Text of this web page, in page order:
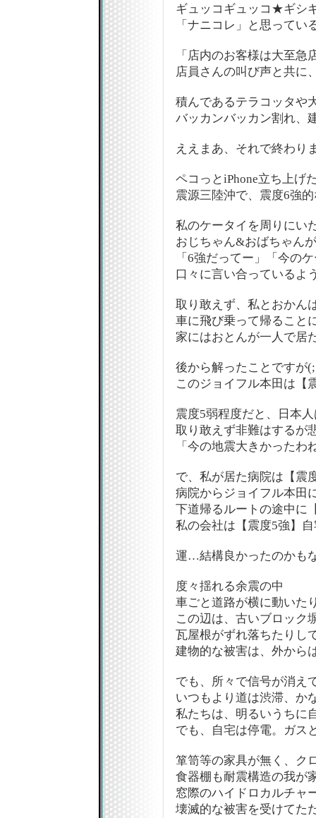
ギュッコギュッコ★ギシ
「ナニコレ」と思ってい
「店内のお客様は大至
店員さんの叫び声と共に
積んであるテラコッタや
バッカンバッカン割れ、
ええまあ、それで終わり
ペコっとiPhone立ち上げ
震源三陸沖で、震度6強
私のケータイを周りにい
おじちゃん&おばちゃん
「6強だってー」「今の
口々に言い合っているよ
取り敢えず、私とおかん
車に飛び乗って帰ること
家にはおとんが一人で居
後から解ったことですが
このジョイフル本田は【
震度5弱程度だと、日本
取り敢えず非難はするが
「今の地震大きかった
で、私が居た病院は【震
病院からジョイフル本田
下道帰るルートの途中に
私の会社は【震度5強】
運…結構良かったのかも
度々揺れる余震の中
車ごと道路が横に動いた
この辺は、古いブロック
瓦屋根がずれ落ちたりし
建物的な被害は、外から
でも、所々で信号が消え
いつもより道は渋滞、か
私たちは、明るいうちに
でも、自宅は停電。ガス
箪笥等の家具が無く、ク
食器棚も耐震構造の我が
窓際のハイドロカルチャ
壊滅的な被害を受けてた